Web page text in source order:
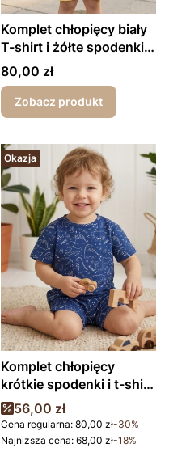
Komplet chłopięcy biały
T-shirt i żółte spodenki
Ready for summer
Cena
80,00 zł
Zobacz produkt
Okazja
Komplet chłopięcy
krótkie spodenki i t-shirt
smoczki
Cena promocyjna
56,00 zł
Cena regularna: 80,00 zł-30%
Najniższa cena: 68,00 zł-18%